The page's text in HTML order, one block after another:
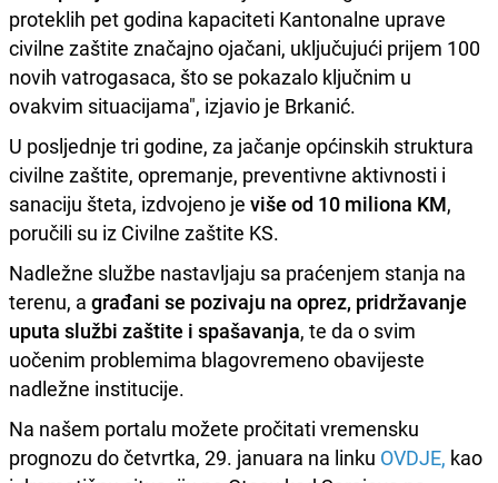
proteklih pet godina kapaciteti Kantonalne uprave
civilne zaštite značajno ojačani, uključujući prijem 100
novih vatrogasaca, što se pokazalo ključnim u
ovakvim situacijama", izjavio je Brkanić.
U posljednje tri godine, za jačanje općinskih struktura
civilne zaštite, opremanje, preventivne aktivnosti i
sanaciju šteta, izdvojeno je više od 10 miliona KM,
poručili su iz Civilne zaštite KS.
Nadležne službe nastavljaju sa praćenjem stanja na
terenu, a građani se pozivaju na oprez, pridržavanje
uputa službi zaštite i spašavanja, te da o svim
uočenim problemima blagovremeno obavijeste
nadležne institucije.
Na našem portalu možete pročitati vremensku
prognozu do četvrtka, 29. januara na linku OVDJE, kao